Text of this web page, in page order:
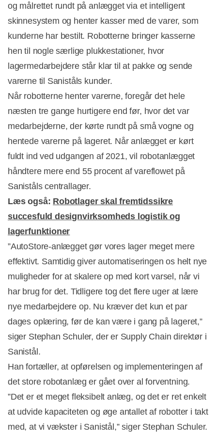
og målrettet rundt på anlægget via et intelligent
skinnesystem og henter kasser med de varer, som
kunderne har bestilt. Robotterne bringer kasserne
hen til nogle særlige plukkestationer, hvor
lagermedarbejdere står klar til at pakke og sende
varerne til Saniståls kunder.
Når robotterne henter varerne, foregår det hele
næsten tre gange hurtigere end før, hvor det var
medarbejderne, der kørte rundt på små vogne og
hentede varerne på lageret. Når anlægget er kørt
fuldt ind ved udgangen af 2021, vil robotanlægget
håndtere mere end 55 procent af vareflowet på
Saniståls centrallager.
Læs også: Robotlager skal fremtidssikre
succesfuld designvirksomheds logistik og
lagerfunktioner
”AutoStore-anlægget gør vores lager meget mere
effektivt. Samtidig giver automatiseringen os helt nye
muligheder for at skalere op med kort varsel, når vi
har brug for det. Tidligere tog det flere uger at lære
nye medarbejdere op. Nu kræver det kun et par
dages oplæring, før de kan være i gang på lageret,”
siger Stephan Schuler, der er Supply Chain direktør i
Sanistål.
Han fortæller, at opførelsen og implementeringen af
det store robotanlæg er gået over al forventning.
”Det er et meget fleksibelt anlæg, og det er ret enkelt
at udvide kapaciteten og øge antallet af robotter i takt
med, at vi vækster i Sanistål,” siger Stephan Schuler.